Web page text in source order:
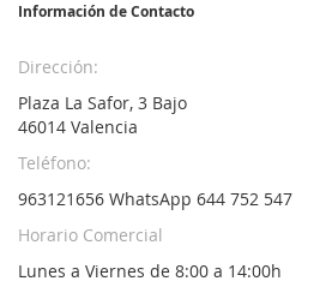
Información de Contacto
Dirección:
Plaza La Safor, 3 Bajo
46014 Valencia
Teléfono:
963121656 WhatsApp 644 752 547
Horario Comercial
Lunes a Viernes de 8:00 a 14:00h